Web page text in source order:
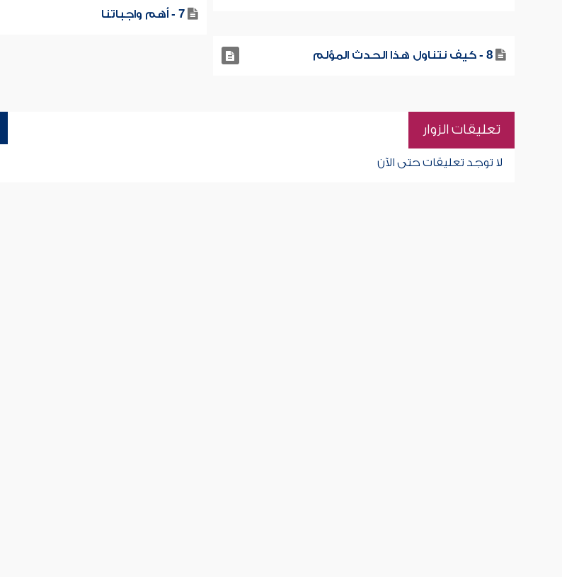
7 - أهم واجباتنا
8 - كيف نتناول هذا الحدث المؤلم
تعليقات الزوار
لا توجد تعليقات حتى الآن